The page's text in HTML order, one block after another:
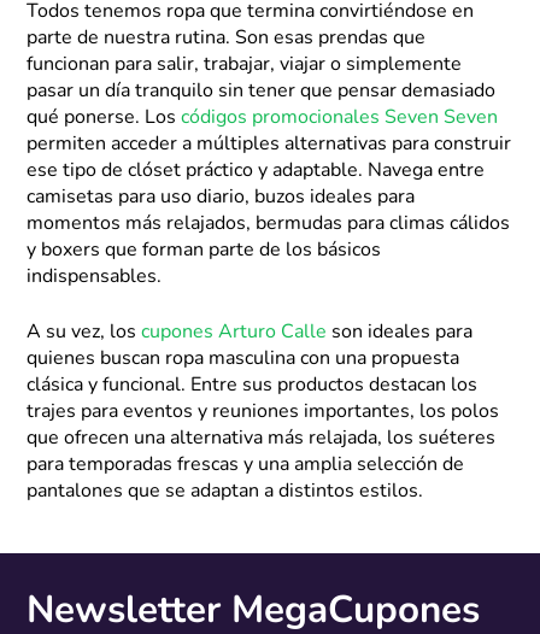
Todos tenemos ropa que termina convirtiéndose en
parte de nuestra rutina. Son esas prendas que
funcionan para salir, trabajar, viajar o simplemente
pasar un día tranquilo sin tener que pensar demasiado
qué ponerse. Loscódigos promocionales Seven Seven
permiten acceder a múltiples alternativas para construir
ese tipo de clóset práctico y adaptable. Navega entre
camisetas para uso diario, buzos ideales para
momentos más relajados, bermudas para climas cálidos
y boxers que forman parte de los básicos
indispensables.
A su vez, loscupones Arturo Calle son ideales para
quienes buscan ropa masculina con una propuesta
clásica y funcional. Entre sus productos destacan los
trajes para eventos y reuniones importantes, los polos
que ofrecen una alternativa más relajada, los suéteres
para temporadas frescas y una amplia selección de
pantalones que se adaptan a distintos estilos.
Newsletter MegaCupones